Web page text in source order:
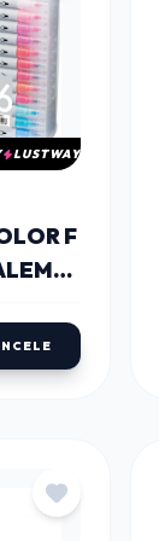
LUSTWAY
F